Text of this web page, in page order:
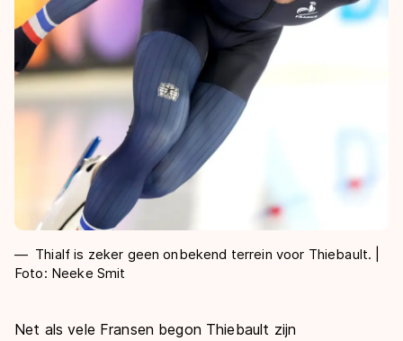
Thialf is zeker geen onbekend terrein voor Thiebault. |
Foto: Neeke Smit
Net als vele Fransen begon Thiebault zijn